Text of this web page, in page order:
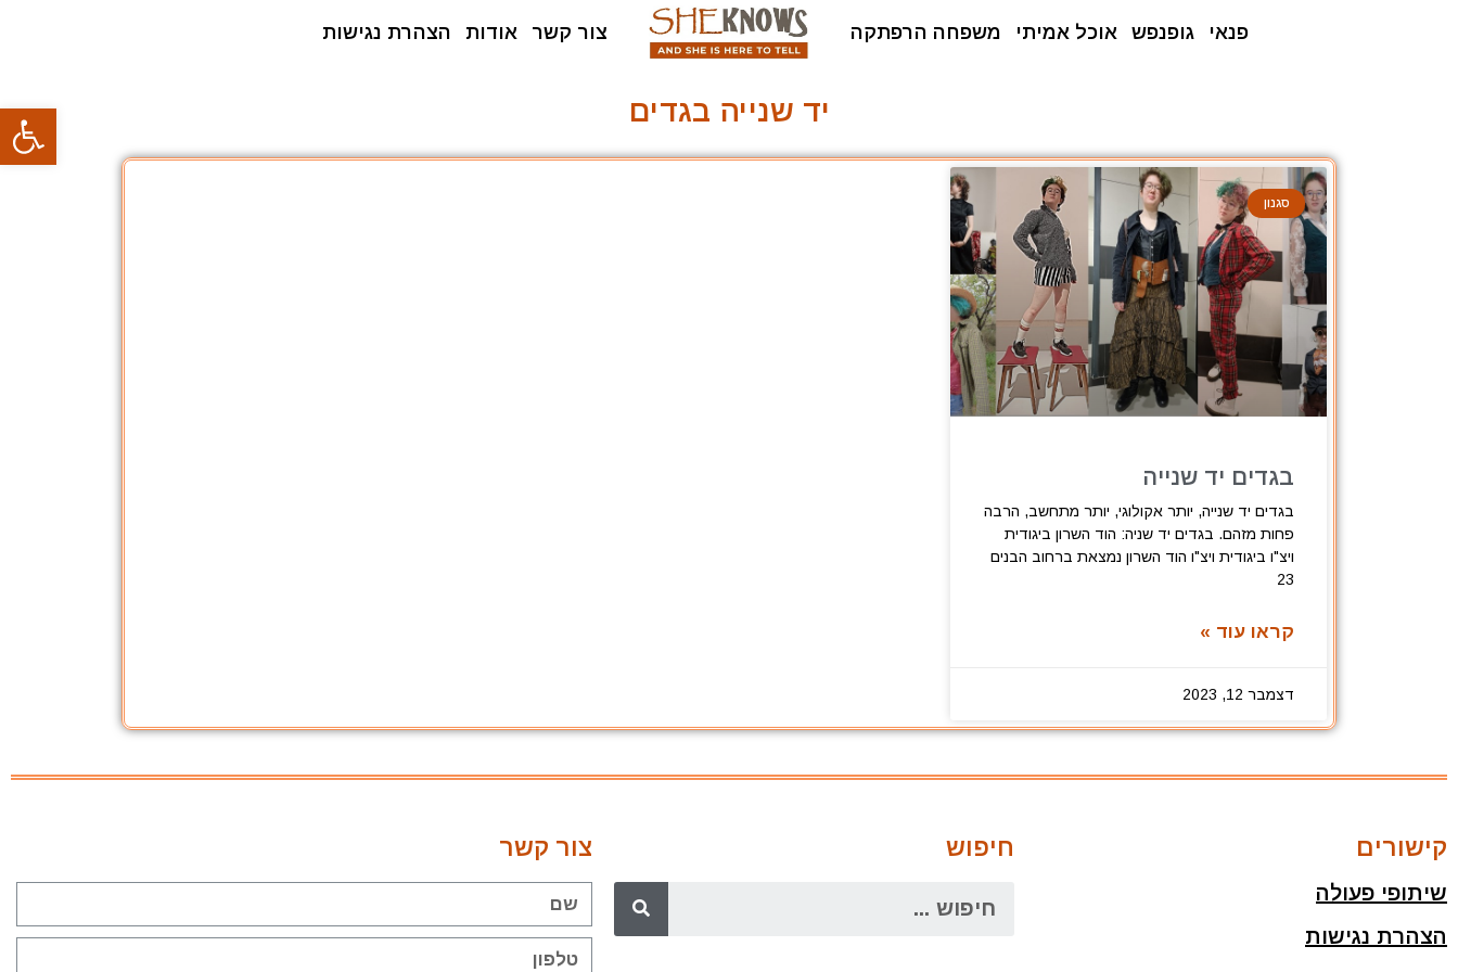
פתח
פנאי גופנפש אוכל אמיתי משפחה הרפתקה צור קשר אודות הצהרת נגישות
יד שנייה בגדים
סגנון
בגדים יד שנייה
בגדים יד שנייה, יותר אקולוגי, יותר מתחשב, הרבה
פחות מזהם. בגדים יד שניה: הוד השרון ביגודית
ויצ"ו ביגודית ויצ"ו הוד השרון נמצאת ברחוב הבנים
23
קראו עוד »
דצמבר 12, 2023
קישורים
שיתופי פעולה
הצהרת נגישות
חיפוש צור קשר